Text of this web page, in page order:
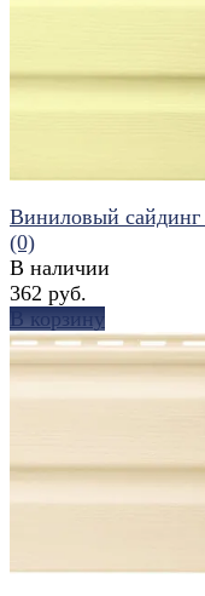
Виниловый
(0)
В наличии
362 руб.
В корзину